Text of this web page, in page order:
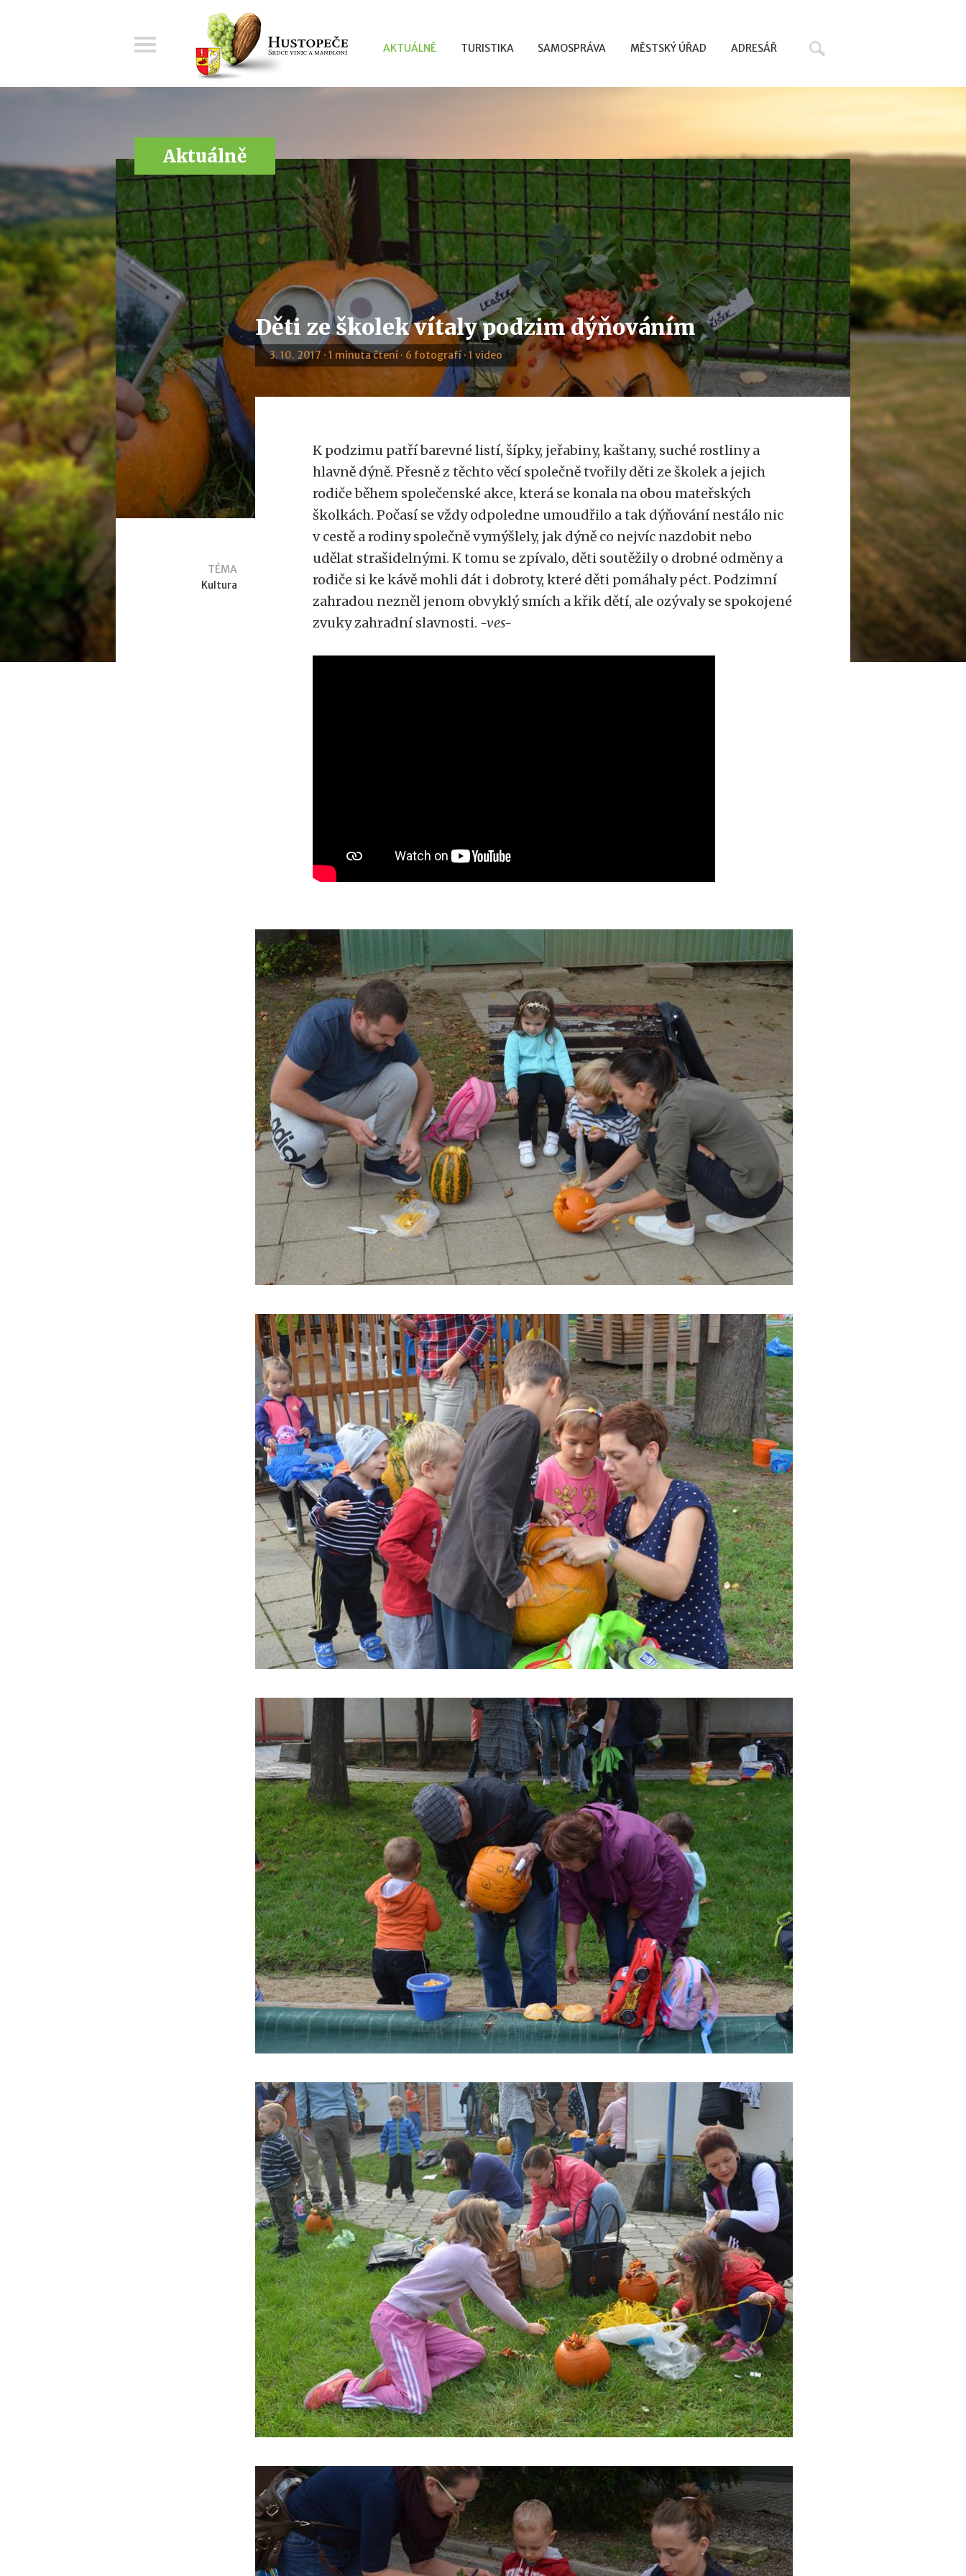
AKTUÁLNĚ TURISTIKA SAMOSPRÁVA MĚSTSKÝ ÚŘAD ADRESÁŘ
Aktuálně
Děti ze školek vítaly podzim dýňováním
3. 10. 2017 · 1 minuta čtení · 6 fotografí · 1 video
TÉMA
Kultura
K podzimu patří barevné listí, šípky, jeřabiny, kaštany, suché rostliny a
hlavně dýně. Přesně z těchto věcí společně tvořily děti ze školek a jejich
rodiče během společenské akce, která se konala na obou mateřských
školkách. Počasí se vždy odpoledne umoudřilo a tak dýňování nestálo nic
v cestě a rodiny společně vymýšlely, jak dýně co nejvíc nazdobit nebo
udělat strašidelnými. K tomu se zpívalo, děti soutěžily o drobné odměny a
rodiče si ke kávě mohli dát i dobroty, které děti pomáhaly péct. Podzimní
zahradou nezněl jenom obvyklý smích a křik dětí, ale ozývaly se spokojené
zvuky zahradní slavnosti. -ves-